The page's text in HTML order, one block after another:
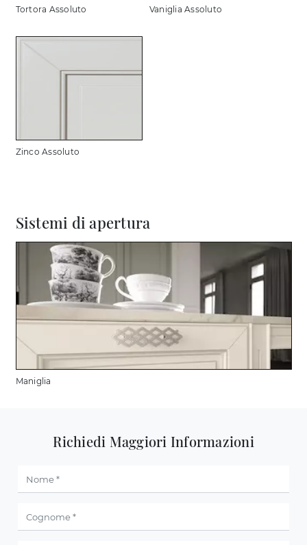
Tortora Assoluto Vaniglia Assoluto
Zinco Assoluto
Sistemi di apertura
Maniglia
Richiedi Maggiori Informazioni